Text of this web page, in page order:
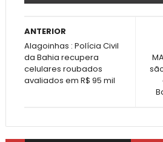
ANTERIOR
Alagoinhas : Polícia Civil
da Bahia recupera
celulares roubados
avaliados em R$ 95 mil